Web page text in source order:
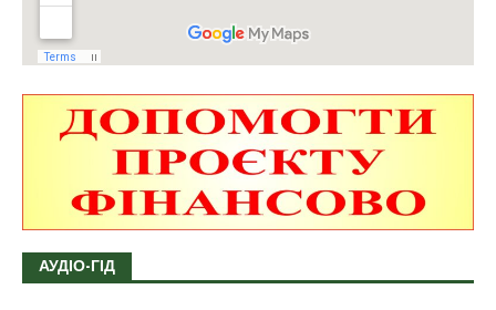
АУДІО-ГІД